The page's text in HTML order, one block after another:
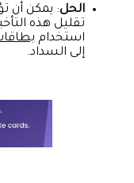
الحل: يمكن أن
تقليل هذه
استخدام
إلى السداد.